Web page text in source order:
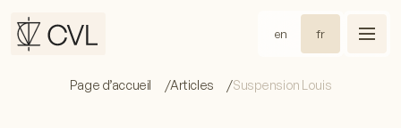
en fr
Page d’accueil Articles Suspension Louis